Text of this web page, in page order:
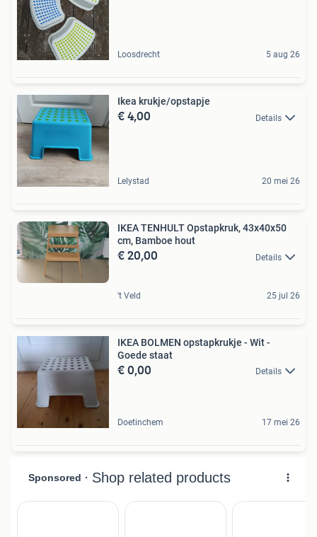
Loosdrecht 5 aug 26
Ikea krukje/opstapje
€ 4,00 Details
Lelystad 20 mei 26
IKEA TENHULT Opstapkruk, 43x40x50
cm, Bamboe hout
€ 20,00 Details
't Veld 25 jul 26
IKEA BOLMEN opstapkrukje - Wit -
Goede staat
€ 0,00 Details
Doetinchem 17 mei 26